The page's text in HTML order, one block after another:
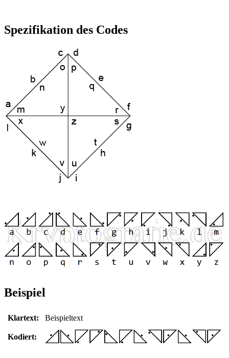
Spezifikation des Codes
Beispiel
Klartext: Beispieltext
Kodiert: